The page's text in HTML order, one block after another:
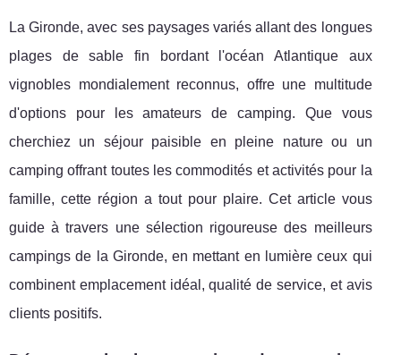
La Gironde, avec ses paysages variés allant des longues
plages de sable fin bordant l'océan Atlantique aux
vignobles mondialement reconnus, offre une multitude
d'options pour les amateurs de camping. Que vous
cherchiez un séjour paisible en pleine nature ou un
camping offrant toutes les commodités et activités pour la
famille, cette région a tout pour plaire. Cet article vous
guide à travers une sélection rigoureuse des meilleurs
campings de la Gironde, en mettant en lumière ceux qui
combinent emplacement idéal, qualité de service, et avis
clients positifs.